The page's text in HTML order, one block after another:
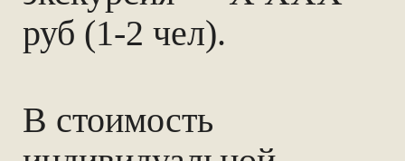
руб (1-2 чел).
В стоимость